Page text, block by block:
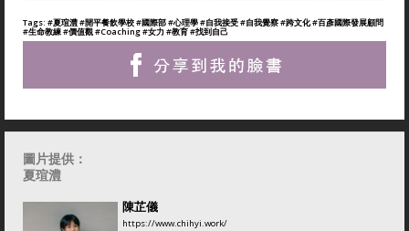
Tags: #夏瑄澧#開平餐飲學校#國際部#心理學#自我接受#自我覺察#跨文化#百彥國際發展顧問
#生命教練#價值觀#Coaching#女力#教育#找到自己
圖片提供：
夏瑄澧
陳芷儀
https://www.chihyi.work/